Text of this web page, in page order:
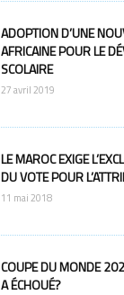
ADOPTION D’UNE
AFRICAINE POUR LE
SCOLAIRE
27 avril 2019
LE MAROC EXIGE
DU VOTE POUR
11 mai 2018
COUPE DU MONDE
A ÉCHOUÉ?